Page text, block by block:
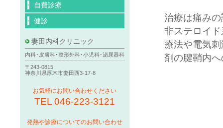
治療は痛み
非ステロイ
療法や電気
剤の腱鞘内
自費診療
健診
妻田内科クリニック
内科･皮膚科･整形外科･小児科･泌尿器科
〒243-0815
神奈川県厚木市妻田西3-17-8
お気軽にお問い合わせください
TEL 046-223-3121
発熱や診療についてのお問い合わせ